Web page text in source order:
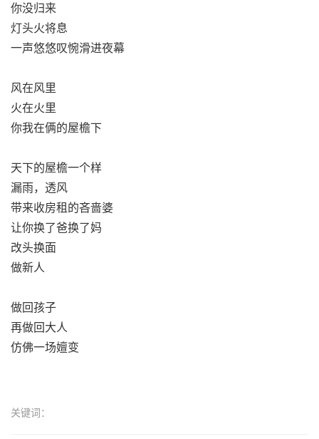
你没归来
灯头火将息
一声悠悠叹惋滑进夜幕
风在风里
火在火里
你我在俩的屋檐下
天下的屋檐一个样
漏雨，透风
带来收房租的吝啬婆
让你换了爸换了妈
改头换面
做新人
做回孩子
再做回大人
仿佛一场嬗变
关键词：